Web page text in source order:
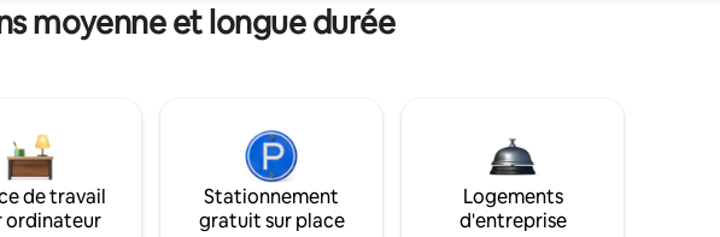
moyenne et longue durée
de travail
ordinateur
Stationnement
gratuit sur place
Logements
d'entreprise